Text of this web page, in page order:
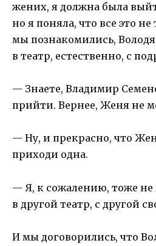
жених, я должна была
но я поняла, что все это не
мы познакомились,
в театр, естественно, с
— Знаете, Владимир
прийти. Вернее, Женя не
— Ну, и прекрасно, что
приходи одна.
— Я, к сожалению, тоже не
в другой театр, с другой
И мы договорились, что